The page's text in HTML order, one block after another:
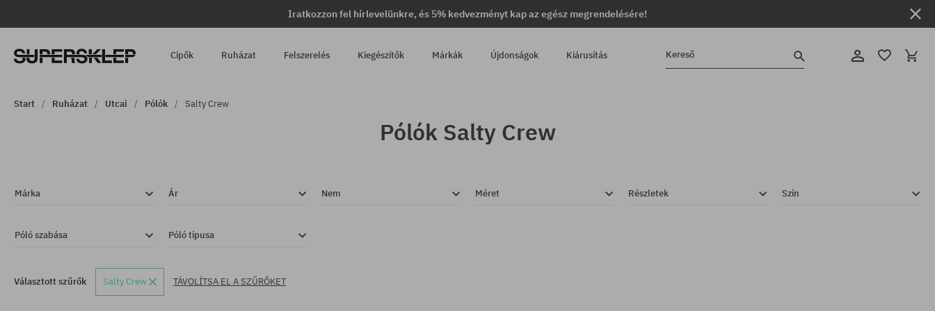
Iratkozzon fel hírlevelünkre, és 5% kedvezményt kap az egész megrendelésére!
Cipők Ruházat Felszerelés Kiegészítők Márkák Újdonságok Kiárusítás Kereső
Start Ruházat Utcai Pólók Salty Crew
Pólók Salty Crew
Márka Ár Nem Méret Részletek Szín
Póló szabása Póló típusa
Választott szűrők Salty Crew TÁVOLÍTSA EL A SZŰRŐKET